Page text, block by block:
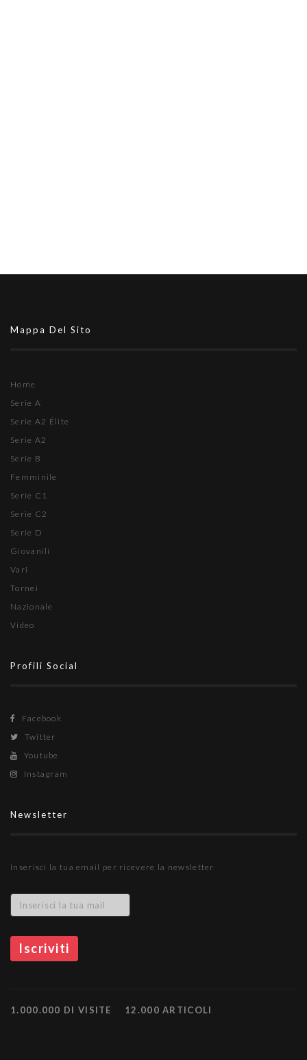
Mappa Del Sito
Home
Serie A
Serie A2 Élite
Serie A2
Serie B
Femminile
Serie C1
Serie C2
Serie D
Giovanili
Vari
Tornei
Nazionale
Video
Profili Social
Facebook
Twitter
Youtube
Instagram
Newsletter
Inserisci la tua email per ricevere la newsletter
1.000.000 DI VISITE 12.000 ARTICOLI